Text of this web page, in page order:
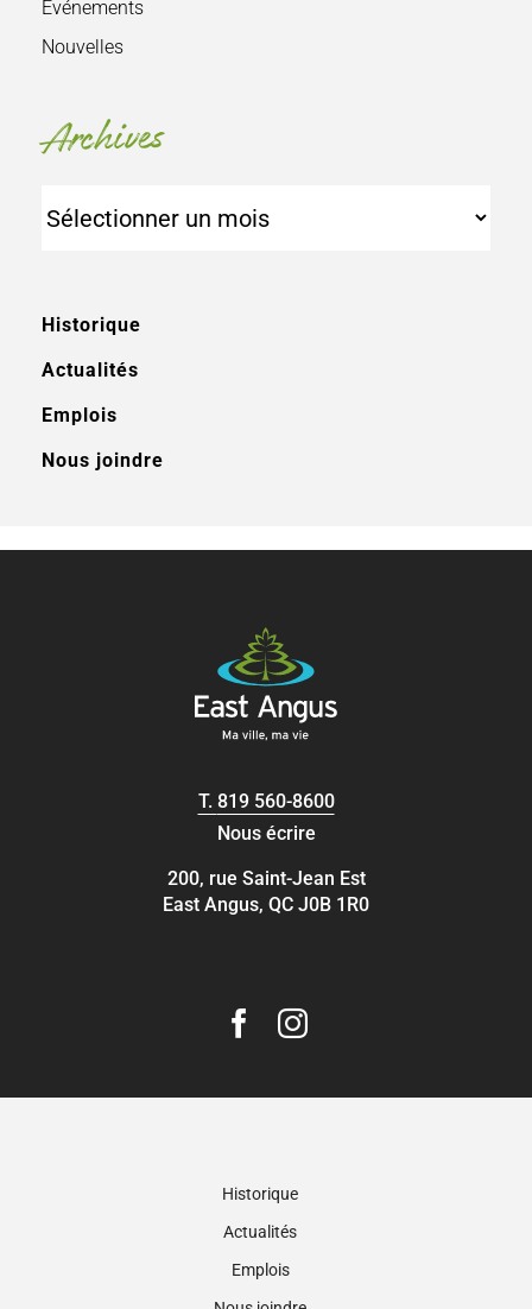
Événements
Nouvelles
Archives
Historique
Actualités
Emplois
Nous joindre
T. 819 560-8600
Nous écrire
200, rue Saint-Jean Est
East Angus, QC J0B 1R0
Historique
Actualités
Emplois